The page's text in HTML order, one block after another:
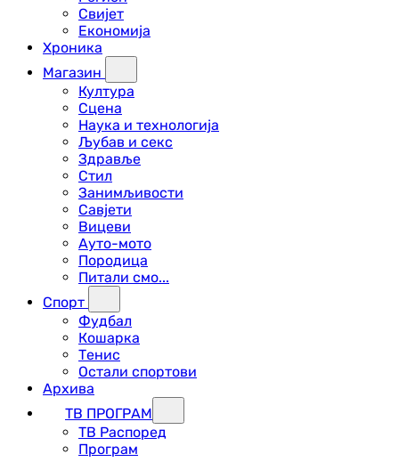
Свијет
Економија
Хроника
Магазин
Култура
Сцена
Наука и технологија
Љубав и секс
Здравље
Стил
Занимљивости
Савјети
Вицеви
Ауто-мото
Породица
Питали смо...
Спорт
Фудбал
Кошарка
Тенис
Остали спортови
Архива
ТВ ПРОГРАМ
ТВ Распоред
Програм